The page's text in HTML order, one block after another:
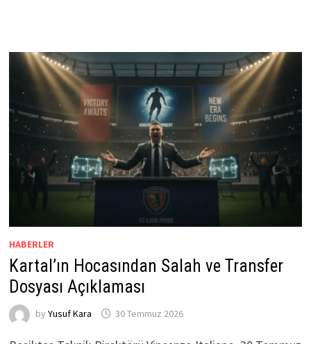
HABERLER
Kartal’ın Hocasından Salah ve Transfer
Dosyası Açıklaması
by Yusuf Kara 30 Temmuz 2026